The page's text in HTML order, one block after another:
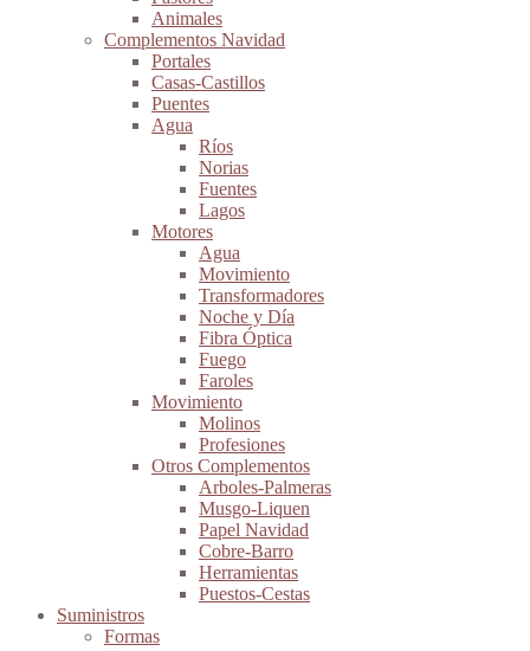
Animales
Complementos Navidad
Portales
Casas-Castillos
Puentes
Agua
Ríos
Norias
Fuentes
Lagos
Motores
Agua
Movimiento
Transformadores
Noche y Día
Fibra Óptica
Fuego
Faroles
Movimiento
Molinos
Profesiones
Otros Complementos
Arboles-Palmeras
Musgo-Liquen
Papel Navidad
Cobre-Barro
Herramientas
Puestos-Cestas
Suministros
Formas